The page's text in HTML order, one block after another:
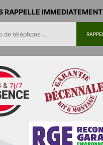
RAPPELLE IMMEDIATEMENT